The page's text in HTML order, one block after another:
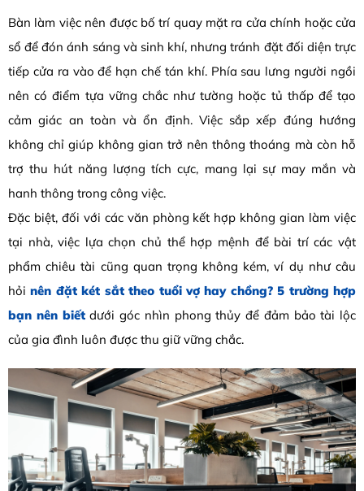
Bàn làm việc nên được bố trí quay mặt ra cửa chính hoặc cửa
sổ để đón ánh sáng và sinh khí, nhưng tránh đặt đối diện trực
tiếp cửa ra vào để hạn chế tán khí. Phía sau lưng người ngồi
nên có điểm tựa vững chắc như tường hoặc tủ thấp để tạo
cảm giác an toàn và ổn định. Việc sắp xếp đúng hướng
không chỉ giúp không gian trở nên thông thoáng mà còn hỗ
trợ thu hút năng lượng tích cực, mang lại sự may mắn và
hanh thông trong công việc.
Đặc biệt, đối với các văn phòng kết hợp không gian làm việc
tại nhà, việc lựa chọn chủ thể hợp mệnh để bài trí các vật
phẩm chiêu tài cũng quan trọng không kém, ví dụ như câu
hỏinên đặt két sắt theo tuổi vợ hay chồng? 5 trường hợp
bạn nên biếtdưới góc nhìn phong thủy để đảm bảo tài lộc
của gia đình luôn được thu giữ vững chắc.